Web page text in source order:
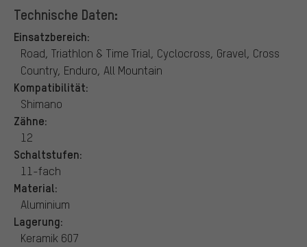
Technische Daten:
Einsatzbereich:
Road, Triathlon & Time Trial, Cyclocross, Gravel, Cross
Country, Enduro, All Mountain
Kompatibilität:
Shimano
Zähne:
12
Schaltstufen:
11-fach
Material:
Aluminium
Lagerung:
Keramik 607